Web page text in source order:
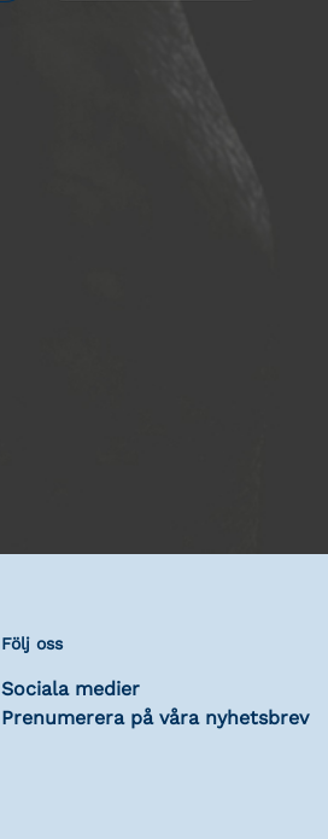
Följ oss
Sociala medier
Prenumerera på våra nyhetsbrev